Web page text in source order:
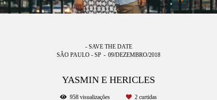
- SAVE THE DATE
SÃO PAULO - SP
09/DEZEMBRO/2018
YASMIN E HERICLES
958 visualizações 2 curtidas